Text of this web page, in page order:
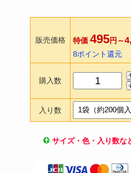
販売価格 特価 495円～
8ポイント還元
購入数
入り数
サイズ・色・入り数な